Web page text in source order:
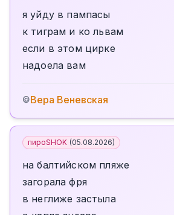
я уйду в пампасы
к тиграм и ко львам
если в этом цирке
надоела вам
©Вера Веневская
пироSHOK (05.08.2026)
на балтийском пляже
загорала фря
в неглиже застыла